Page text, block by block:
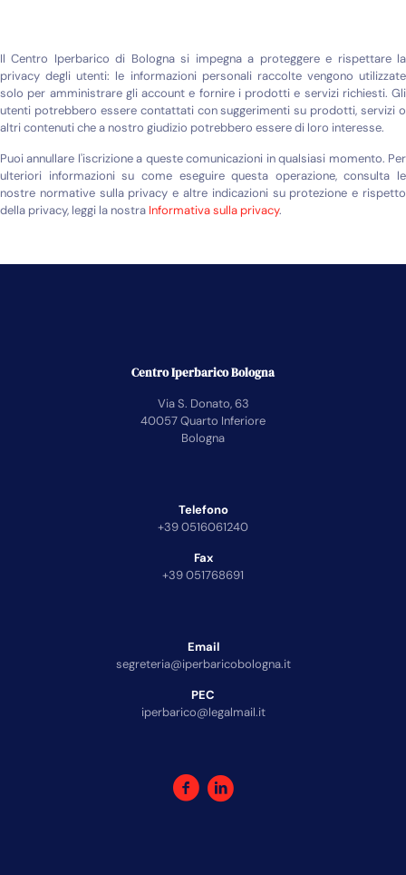
Il Centro Iperbarico di Bologna si impegna a proteggere e rispettare la
privacy degli utenti: le informazioni personali raccolte vengono utilizzate
solo per amministrare gli account e fornire i prodotti e servizi richiesti. Gli
utenti potrebbero essere contattati con suggerimenti su prodotti, servizi o
altri contenuti che a nostro giudizio potrebbero essere di loro interesse.
Puoi annullare l'iscrizione a queste comunicazioni in qualsiasi momento. Per
ulteriori informazioni su come eseguire questa operazione, consulta le
nostre normative sulla privacy e altre indicazioni su protezione e rispetto
della privacy, leggi la nostra Informativa sulla privacy.
Centro Iperbarico Bologna
Via S. Donato, 63
40057 Quarto Inferiore
Bologna
Telefono
+39 0516061240
Fax
+39 051768691
Email
segreteria@iperbaricobologna.it
PEC
iperbarico@legalmail.it